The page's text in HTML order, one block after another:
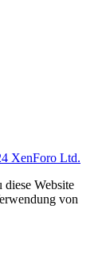
XenForo Ltd.
Website
von